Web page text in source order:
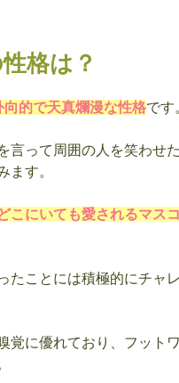
格は？
向的で天真爛漫な性格です
言って周囲の人を笑わせ
ます。
こにいても愛されるマス
たことには積極的にチャ
覚に優れており、フット